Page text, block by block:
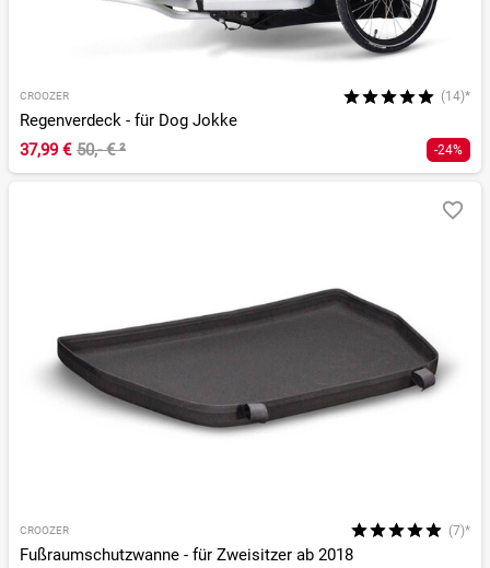
CROOZER (14)*
Regenverdeck - für Dog Jokke
37,99 € 50,- €² -24%
CROOZER (7)*
Fußraumschutzwanne - für Zweisitzer ab 2018